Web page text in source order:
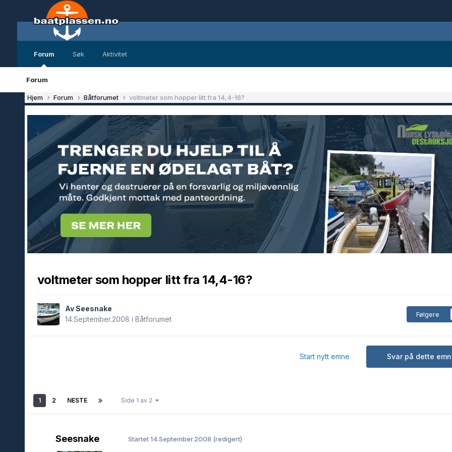
Forum
Forum
Søk Aktivitet
Hjem Forum Båtforumet voltmeter som hopper litt fra 14,4-16?
voltmeter som hopper litt fra 14,4-16?
Av Seesnake
14.September.2008 i Båtforumet
Følgere
Svar på dette
Start nytt emne
1 2 NESTE Side 1 av 2
Seesnake Startet14.September.2008 (redigert)